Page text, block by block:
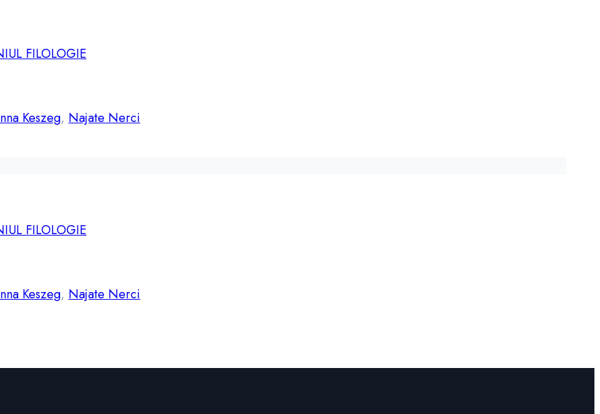
FILOLOGIE
Keszeg, Najate Nerci
FILOLOGIE
Keszeg, Najate Nerci